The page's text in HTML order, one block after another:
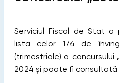
Serviciul Fiscal de Stat
lista celor 174 de
(trimestriale) a concursului
2024 și poate fi consultată